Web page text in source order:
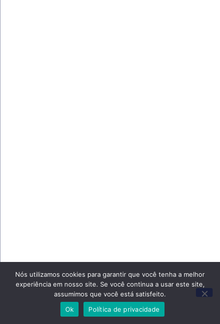
Nós utilizamos cookies para garantir que você tenha a melhor
experiência em nosso site. Se você continua a usar este site,
assumimos que você está satisfeito.
Ok
Política de privacidade